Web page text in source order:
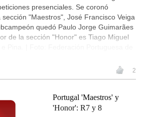
presenciales. Se coronó
"Maestros", José Francisco Veiga
quedó Paulo Jorge Guimarães
de la sección "Honor" es Tiago Miguel
2
Portugal 'Maestros' y
'Honor': R7 y 8